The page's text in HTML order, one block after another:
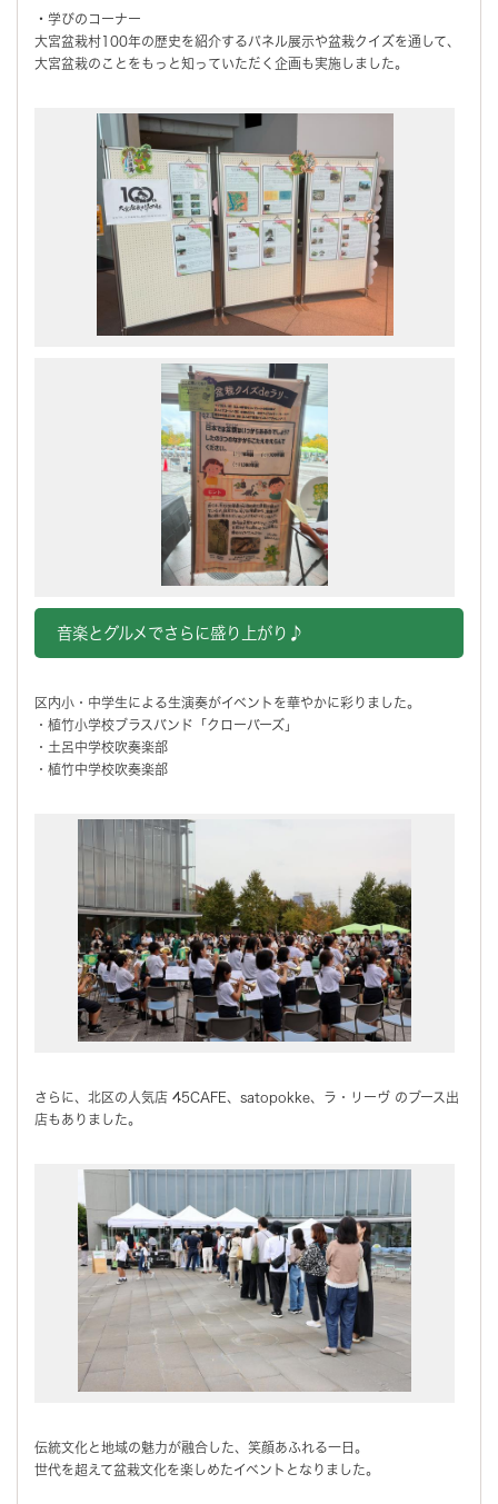
・ 学びのコーナー
大宮盆栽村100年の歴史を紹介するパネル展示や盆栽クイズを通して、
大宮盆栽のことをもっと知っていただく企画も実施しました。
音楽とグルメでさらに盛り上がり♪
区内小・中学生による生演奏がイベントを華やかに彩りました。
・植竹小学校ブラスバンド「クローバーズ」
・土呂中学校吹奏楽部
・植竹中学校吹奏楽部
さらに、北区の人気店 45CAFE、satopokke、ラ・リーヴ のブース出
店もありました。
伝統文化と地域の魅力が融合した、笑顔あふれる一日。
世代を超えて盆栽文化を楽しめたイベントとなりました。